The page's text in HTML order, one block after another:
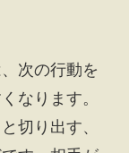
次の行動を
なります。
切り出す、